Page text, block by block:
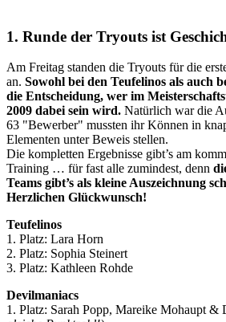
1. Runde der Tryouts ist
Am Freitag standen die Tryouts für die
an. Sowohl bei den Teufelinos als auch
die Entscheidung, wer im
2009 dabei sein wird. Natürlich war die
63 "Bewerber" mussten ihr Können in
Elementen unter Beweis stellen.
Die kompletten Ergebnisse gibt’s am
Training … für fast alle zumindest, denn
Teams gibt’s als kleine Auszeichnung
Herzlichen Glückwunsch!
Teufelinos
1. Platz: Lara Horn
2. Platz: Sophia Steinert
3. Platz: Kathleen Rohde
Devilmaniacs
1. Platz: Sarah Popp, Mareike Mohaupt &